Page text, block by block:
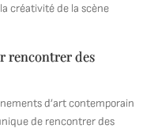
créativité de la scène
rencontrer des
d’art contemporain
de rencontrer des